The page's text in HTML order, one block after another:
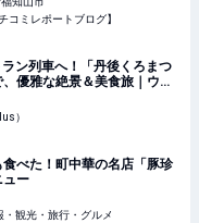
コミレポートブログ】
ン列車へ！「丹後くろまつ
優雅な絶景＆美食旅｜ウォ
）
食べた！町中華の名店「豚珍
ュー
・観光・旅行・グルメ